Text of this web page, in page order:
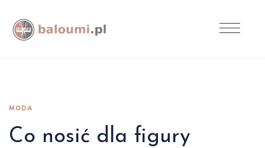
MODA
Co nosić dla figury